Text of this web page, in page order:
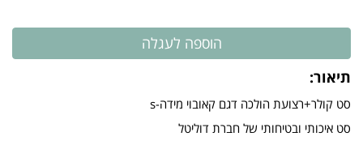
תיאור:
סט קולר+רצועת הולכה דגם קאובוי מידה-s
סט איכותי ובטיחותי של חברת דוליטל